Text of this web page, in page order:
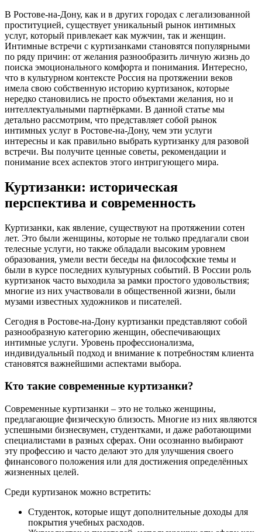
В Ростове-на-Дону, как и в других городах с легализованной
проституцией, существует уникальный рынок интимных
услуг, который привлекает как мужчин, так и женщин.
Интимные встречи с куртизанками становятся популярными
по ряду причин: от желания разнообразить личную жизнь до
поиска эмоционального комфорта и понимания. Интересно,
что в культурном контексте Россия на протяжении веков
имела свою собственную историю куртизанок, которые
нередко становились не просто объектами желания, но и
интеллектуальными партнёрками. В данной статье мы
детально рассмотрим, что представляет собой рынок
интимных услуг в Ростове-на-Дону, чем эти услуги
интересны и как правильно выбрать куртизанку для разовой
встречи. Вы получите ценные советы, рекомендации и
понимание всех аспектов этого интригующего мира.
Куртизанки: историческая
перспектива и современность
Куртизанки, как явление, существуют на протяжении сотен
лет. Это были женщины, которые не только предлагали свои
телесные услуги, но также обладали высоким уровнем
образования, умели вести беседы на философские темы и
были в курсе последних культурных событий. В России роль
куртизанок часто выходила за рамки простого удовольствия;
многие из них участвовали в общественной жизни, были
музами известных художников и писателей.
Сегодня в Ростове-на-Дону куртизанки представляют собой
разнообразную категорию женщин, обеспечивающих
интимные услуги. Уровень профессионализма,
индивидуальный подход и внимание к потребностям клиента
становятся важнейшими аспектами выбора.
Кто такие современные куртизанки?
Современные куртизанки – это не только женщины,
предлагающие физическую близость. Многие из них являются
успешными бизнесвумен, студентками, и даже работающими
специалистами в разных сферах. Они осознанно выбирают
эту профессию и часто делают это для улучшения своего
финансового положения или для достижения определённых
жизненных целей.
Среди куртизанок можно встретить:
Студенток, которые ищут дополнительные доходы для
покрытия учебных расходов.